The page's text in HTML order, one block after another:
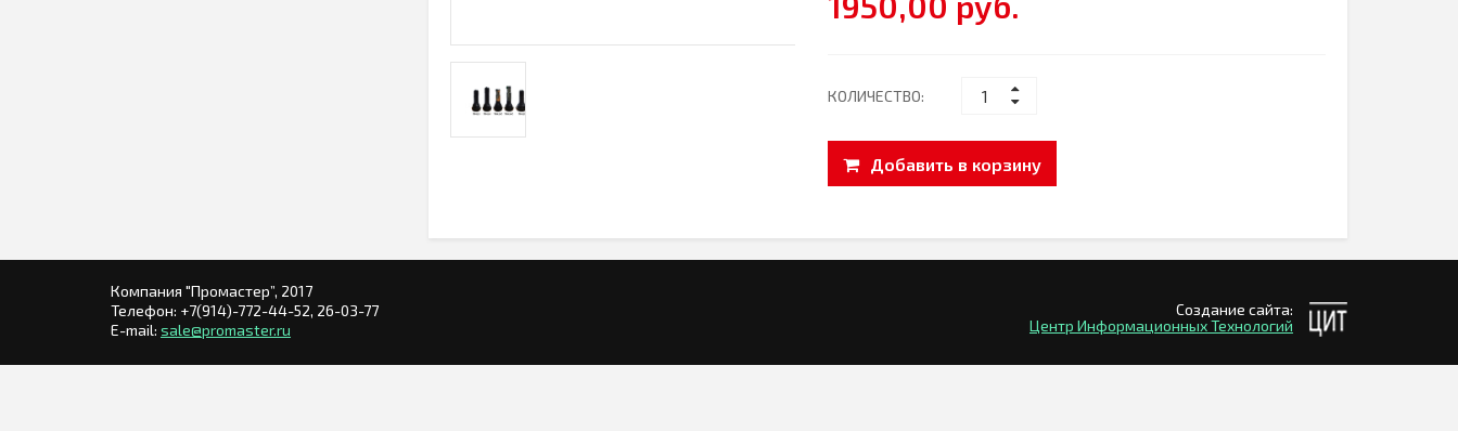
КОЛИЧЕСТВО:
Добавить в корзину
Компания "Промастер”, 2017
Телефон: +7(914)-772-44-52, 26-03-77
E-mail: sale@promaster.ru
Создание сайта:
Центр Информационных Технологий